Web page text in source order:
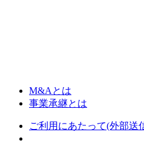
M&Aとは
事業承継とは
ご利用にあたって(外部送